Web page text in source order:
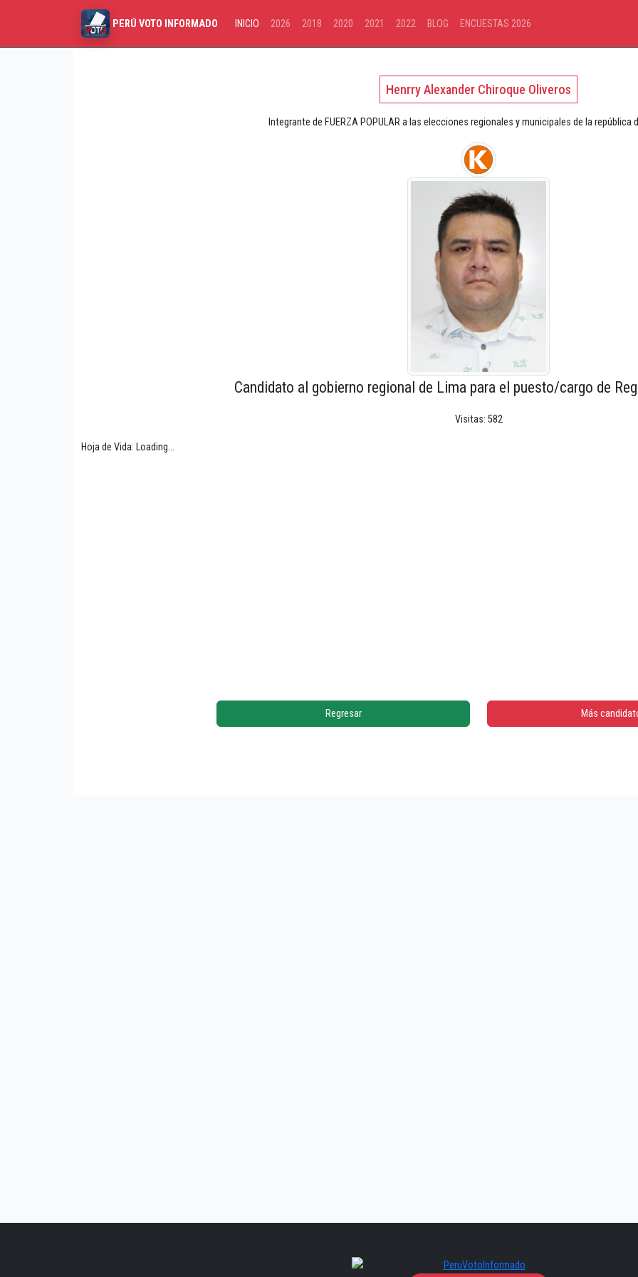
PERÚ VOTO INFORMADO INICIO 2026 2018 2020 2021 2022 BLOG ENCUESTAS 2026
Henrry Alexander Chiroque Oliveros
Integrante de FUERZA POPULAR a las elecciones regionales y municipales de la república
Candidato al gobierno regional de Lima para el puesto/cargo de
Visitas: 582
Hoja de Vida: Loading...
Regresar Más